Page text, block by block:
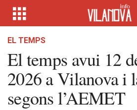
EL TEMPS
El temps avui 12
2026 a Vilanova i
segons l’AEMET